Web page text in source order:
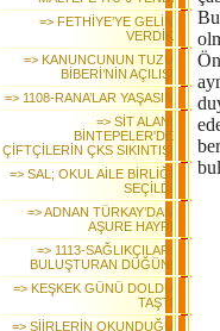
=> FETHİYE’YE GELİN
VERDİK
=> KANUNCUNUN TUZU
BİBERİ’NİN AÇILIŞI
=> 1108-RANA’LAR YAŞASIN
=> SİT ALANI
BİNTEPELER'DE
ÇİFTÇİLERİN ÇKS SIKINTISI
=> SAL; OKUL AİLE BİRLİĞİ
SEÇİLDİ
=> ADNAN TÜRKAY’DAN
AŞURE HAYRI
=> 1113-SAĞLIKÇILARI
BULUŞTURAN DÜĞÜN!
=> KEŞKEK GÜNÜ DOLDU
TAŞTI
=> ŞİİRLERİN OKUNDUĞU